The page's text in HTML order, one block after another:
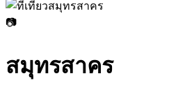
📷
สมุทรสาคร